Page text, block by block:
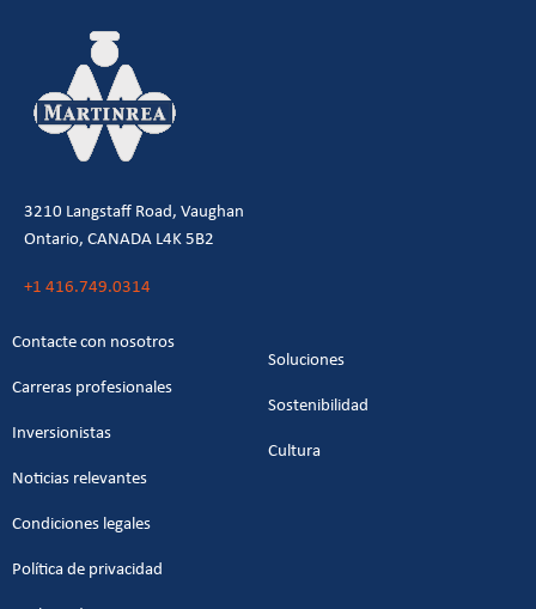
3210 Langstaff Road, Vaughan
Ontario, CANADA L4K 5B2
+1 416.749.0314
Contacte con nosotros
Carreras profesionales
Inversionistas
Noticias relevantes
Soluciones
Sostenibilidad
Cultura
Condiciones legales
Política de privacidad